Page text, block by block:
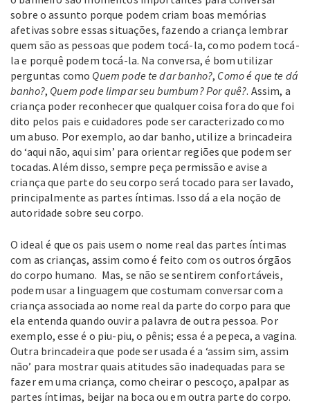
sobre o assunto porque podem criam boas memórias
afetivas sobre essas situações, fazendo a criança lembrar
quem são as pessoas que podem tocá-la, como podem tocá-
la e porquê podem tocá-la. Na conversa, é bom utilizar
perguntas como Quem pode te dar banho?, Como é que te dá
banho?, Quem pode limpar seu bumbum? Por quê?. Assim, a
criança poder reconhecer que qualquer coisa fora do que foi
dito pelos pais e cuidadores pode ser caracterizado como
um abuso. Por exemplo, ao dar banho, utilize a brincadeira
do ‘aqui não, aqui sim’ para orientar regiões que podem ser
tocadas. Além disso, sempre peça permissão e avise a
criança que parte do seu corpo será tocado para ser lavado,
principalmente as partes íntimas. Isso dá a ela noção de
autoridade sobre seu corpo.
O ideal é que os pais usem o nome real das partes íntimas
com as crianças, assim como é feito com os outros órgãos
do corpo humano. Mas, se não se sentirem confortáveis,
podem usar a linguagem que costumam conversar com a
criança associada ao nome real da parte do corpo para que
ela entenda quando ouvir a palavra de outra pessoa. Por
exemplo, esse é o piu-piu, o pênis; essa é a pepeca, a vagina.
Outra brincadeira que pode ser usada é a ‘assim sim, assim
não’ para mostrar quais atitudes são inadequadas para se
fazer em uma criança, como cheirar o pescoço, apalpar as
partes íntimas, beijar na boca ou em outra parte do corpo.